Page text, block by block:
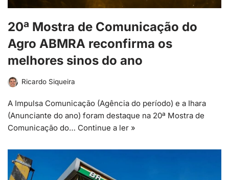
20ª Mostra de Comunicação do
Agro ABMRA reconfirma os
melhores sinos do ano
Ricardo Siqueira
A Impulsa Comunicação (Agência do período) e a Ihara
(Anunciante do ano) foram destaque na 20ª Mostra de
Comunicação do… Continue a ler »